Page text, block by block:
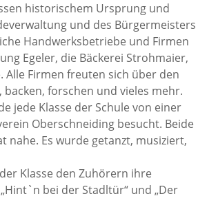
historischem Ursprung und
und des Bürgermeisters
Handwerksbetriebe und Firmen
Egeler, die Bäckerei Strohmaier,
Alle Firmen freuten sich über den
forschen und vieles mehr.
jede Klasse der Schule von einer
Oberschneiding besucht. Beide
nahe. Es wurde getanzt, musiziert,
Klasse den Zuhörern ihre
bei der Stadltür“ und „Der